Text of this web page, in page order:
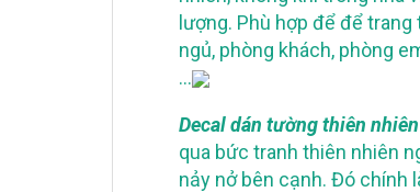
lượng. Phù hợp để để
ngủ, phòng khách, phòng
…
Decal dán tường thiên
qua bức tranh thiên nhiên
nảy nở bên cạnh. Đó chính